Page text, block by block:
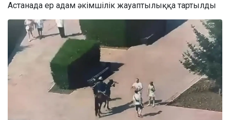
Астанада ер адам әкімшілік жауаптылыққа тартылды